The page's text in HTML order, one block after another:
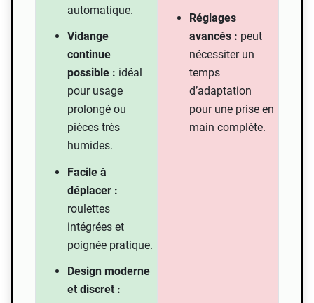
automatique.
Vidange
continue
possible : idéal
pour usage
prolongé ou
pièces très
humides.
Facile à
déplacer :
roulettes
intégrées et
poignée pratique.
Design moderne
et discret :
Réglages
avancés : peut
nécessiter un
temps
d’adaptation
pour une prise en
main complète.